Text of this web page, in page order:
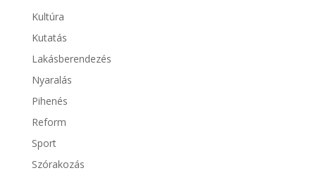
Kultúra
Kutatás
Lakásberendezés
Nyaralás
Pihenés
Reform
Sport
Szórakozás